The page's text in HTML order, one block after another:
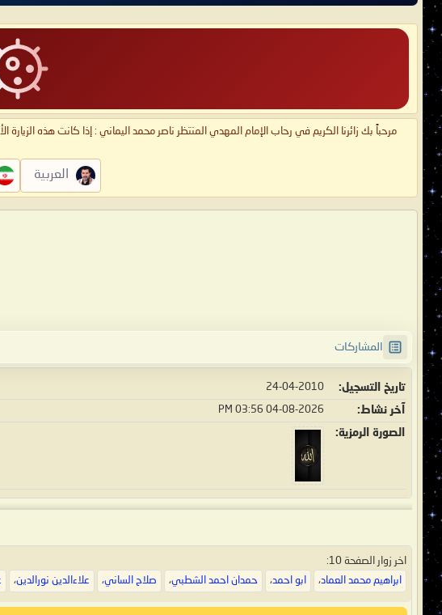
مرحباً بك زائرنا الكريم في رحاب الإمام المهدي المنتظر ناصر محمد اليماني : إذا كانت هذه الزيارة
العربية
المشاركات
تاريخ التسجيل 24-04-2010
آخر نشاط 04-08-2026
03:56 PM
الصورة الرمزية
اخر زوار الصفحة 10:
ابراهيم محمد العماد، ابو احمد، حمدان احمد الشطبي، صلاح الساني، علاءالدين نورالدين،